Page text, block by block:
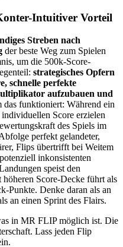
Intuitiver Vorteil
Streben nach
der beste Weg zum Spielen
um die 500k-Score-
strategisches Opfern
schnelle perfekte
aufzubauen und
das funktioniert: Während ein
Score erzielen
des Spiels im
perfekt gelandeter,
Flips übertrifft bei Weitem
inkonsistenten
speist den
Score-Decke führt als
Punkte. Denke daran als an
an einen Sprint des Flairs.
in MR FLIP möglich ist. Die
Lass jeden Flip